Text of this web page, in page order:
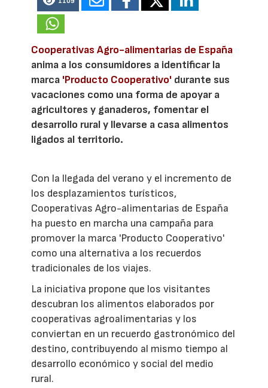
Cooperativas Agro-alimentarias de España
anima a los consumidores a identificar la
marca 'Producto Cooperativo' durante sus
vacaciones como una forma de apoyar a
agricultores y ganaderos, fomentar el
desarrollo rural y llevarse a casa alimentos
ligados al territorio.
Con la llegada del verano y el incremento de
los desplazamientos turísticos,
Cooperativas Agro-alimentarias de España
ha puesto en marcha una campaña para
promover la marca 'Producto Cooperativo'
como una alternativa a los recuerdos
tradicionales de los viajes.
La iniciativa propone que los visitantes
descubran los alimentos elaborados por
cooperativas agroalimentarias y los
conviertan en un recuerdo gastronómico del
destino, contribuyendo al mismo tiempo al
desarrollo económico y social del medio
rural.